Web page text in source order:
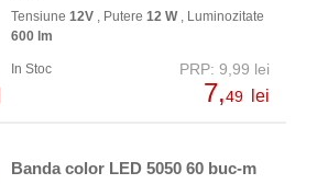
Tensiune 12V , Putere 12 W, Luminozitate
600 lm
In Stoc PRP: 9,99 lei
7,49 lei
Banda color LED 5050 60 buc-m